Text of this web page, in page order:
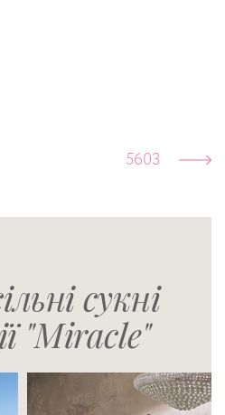
5603
сукні
"Miracle"